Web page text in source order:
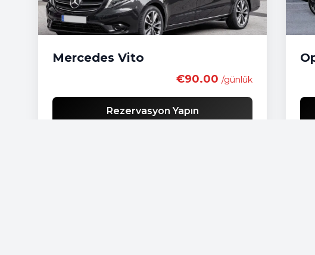
Mercedes Vito
€90.00 /günlük
Rezervasyon Yapın